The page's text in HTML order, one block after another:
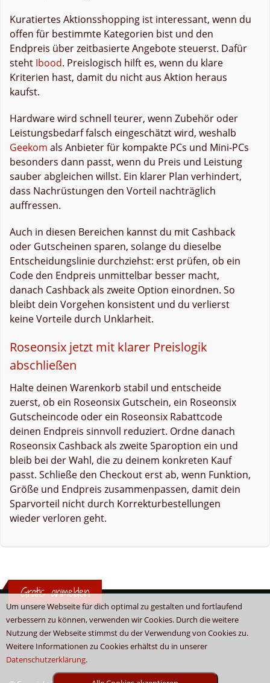
Um unsere Webseite für dich optimal zu gestalten und fortlaufend
verbessern zu können, verwenden wir Cookies. Durch die weitere
Nutzung der Webseite stimmst du der Verwendung von Cookies zu.
Weitere Informationen zu Cookies erhältst du in unserer
Datenschutzerklärung.
Kuratiertes Aktionsshopping ist interessant, wenn du
offen für bestimmte Kategorien bist und den
Endpreis über zeitbasierte Angebote steuerst. Dafür
steht Ibood. Preislogisch hilft es, wenn du klare
Kriterien hast, damit du nicht aus Aktion heraus
kaufst.
Hardware wird schnell teurer, wenn Zubehör oder
Leistungsbedarf falsch eingeschätzt wird, weshalb
Geekom als Anbieter für kompakte PCs und Mini-PCs
besonders dann passt, wenn du Preis und Leistung
sauber abgleichen willst. Ein klarer Plan verhindert,
dass Nachrüstungen den Vorteil nachträglich
auffressen.
Auch in diesen Bereichen kannst du mit Cashback
oder Gutscheinen sparen, solange du dieselbe
Entscheidungslinie durchziehst: erst prüfen, ob ein
Code den Endpreis unmittelbar besser macht,
danach Cashback als zweite Option einordnen. So
bleibt dein Vorgehen konsistent und du verlierst
keine Vorteile durch Unklarheit.
Roseonsix jetzt mit klarer Preislogik
abschließen
Halte deinen Warenkorb stabil und entscheide
zuerst, ob ein Roseonsix Gutschein, ein Roseonsix
Gutscheincode oder ein Roseonsix Rabattcode
deinen Endpreis sinnvoll reduziert. Ordne danach
Roseonsix Cashback als zweite Sparoption ein und
bleib bei der Wahl, die zu deinem konkreten Kauf
passt. Schließe den Checkout erst ab, wenn Funktion,
Größe und Endpreis zusammenpassen, damit dein
Sparvorteil nicht durch Korrekturbestellungen
wieder verloren geht.
Gratis anmelden